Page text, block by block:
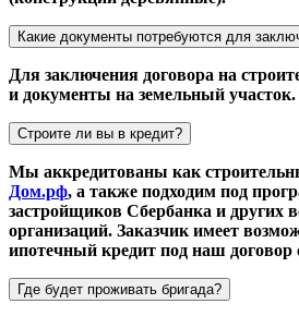
Какие документы потребуются для
Для заключения договора на
и документы на земельный участок.
Строите ли вы в кредит?
Мы аккредитованы как
Дом.рф, а также подходим под
застройщиков Сбербанка и других
организаций. Заказчик имеет
ипотечный кредит под наш договор
Где будет проживать бригада?